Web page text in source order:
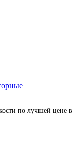
по лучшей цене в